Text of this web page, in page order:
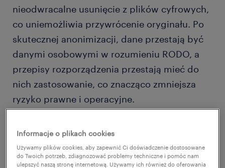
nieodwracalne usunięcie z plików cyfrowych,
co uniemożliwia przywrócenie oryginału. Po
skutecznej anonimizacji, dane przestają być
danymi osobowymi w rozumieniu RODO, a
przepisy rozporządzenia przestają mieć do
nich zastosowanie, co znacząco zmniejsza
ryzyko prawne i operacyjne.
Anonimizacja dokumentów kadrowych i
płacowych to temat, który coraz częściej
wraca na agendę działów HR i administracji.
Informacje o plikach cookies
Używamy plików cookies, aby zapewnić Ci doświadczenie dostosowane
do Twoich potrzeb, zdiagnozować problemy techniczne i pomóc nam
ulepszyć naszą stronę internetową. Używamy ich również do oferowania